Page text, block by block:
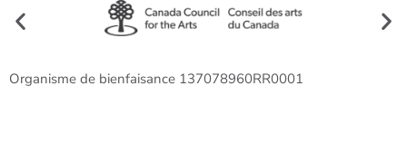
Organisme de bienfaisance 137078960RR0001